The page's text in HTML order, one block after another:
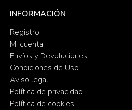
INFORMACIÓN
Registro
Mi cuenta
Envíos y Devoluciones
Condiciones de Uso
Aviso legal
Política de privacidad
Política de cookies